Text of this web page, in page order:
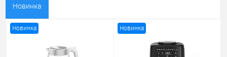
Новинка
Новинка Новинка